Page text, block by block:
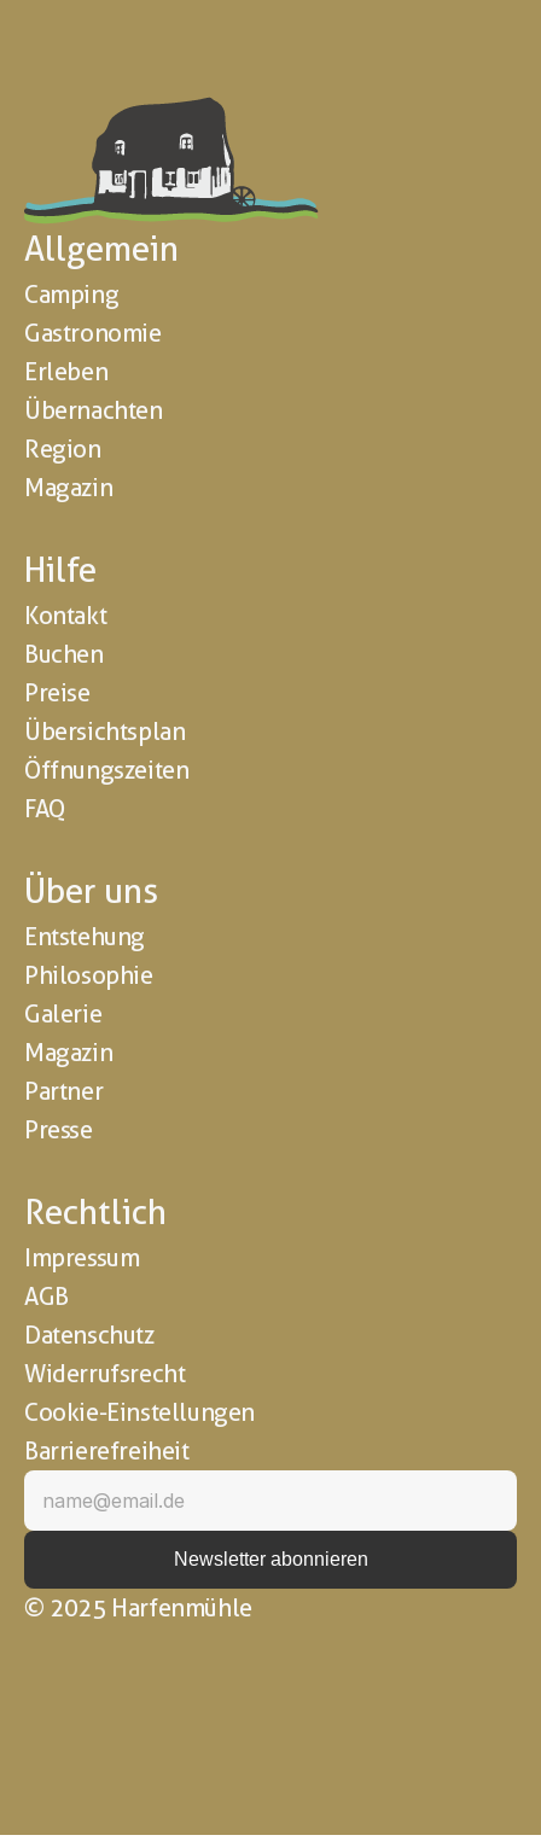
Allgemein
Camping
Gastronomie
Erleben
Übernachten
Region
Magazin
Hilfe
Kontakt
Buchen
Preise
Übersichtsplan
Öffnungszeiten
FAQ
Über uns
Entstehung
Philosophie
Galerie
Magazin
Partner
Presse
Rechtlich
Impressum
AGB
Datenschutz
Widerrufsrecht
Cookie-Einstellungen
Barrierefreiheit
© 2025 Harfenmühle